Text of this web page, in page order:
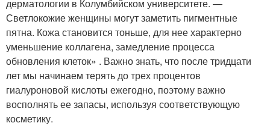
дерматологии в Колумбийском университете. —
Светлокожие женщины могут заметить пигментные
пятна. Кожа становится тоньше, для нее характерно
уменьшение коллагена, замедление процесса
обновления клеток» . Важно знать, что после тридцати
лет мы начинаем терять до трех процентов
гиалуроновой кислоты ежегодно, поэтому важно
восполнять ее запасы, используя соответствующую
косметику.